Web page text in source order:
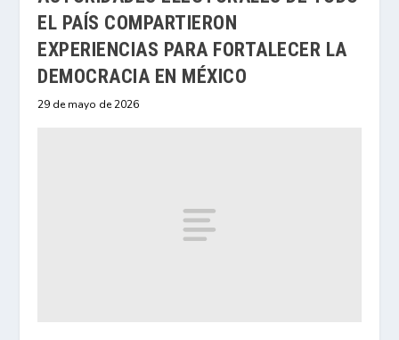
EL PAÍS COMPARTIERON
EXPERIENCIAS PARA FORTALECER LA
DEMOCRACIA EN MÉXICO
29 de mayo de 2026